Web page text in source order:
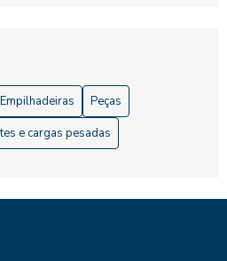
Melhore a Eficiência e
Melhore sua Performance
Empilhadeiras
Peças
e cargas pesadas